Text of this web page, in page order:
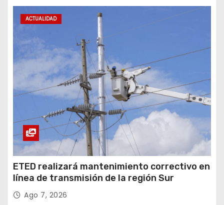
ACTUALIDAD
ETED realizará mantenimiento correctivo en
línea de transmisión de la región Sur
Ago 7, 2026